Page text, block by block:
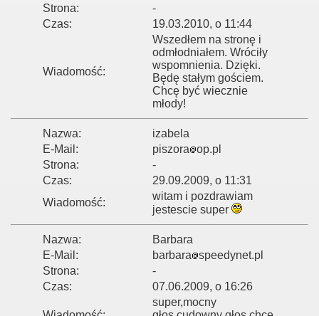
Strona:
-
Czas:
19.03.2010, o 11:44
Wiadomość:
Wszedłem na stronę i
odmłodniałem. Wróciły
wspomnienia. Dzięki.
Będę stałym gościem.
Chcę być wiecznie
młody!
Nazwa:
izabela
E-Mail:
piszora
op.pl
Strona:
-
Czas:
29.09.2009, o 11:31
Wiadomość:
witam i pozdrawiam
jestescie super
Nazwa:
Barbara
E-Mail:
barbara
speedynet.pl
Strona:
-
Czas:
07.06.2009, o 16:26
super,mocny